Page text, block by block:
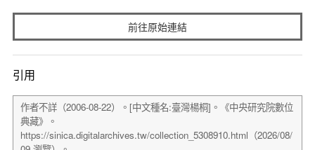
前往原始連結
引用